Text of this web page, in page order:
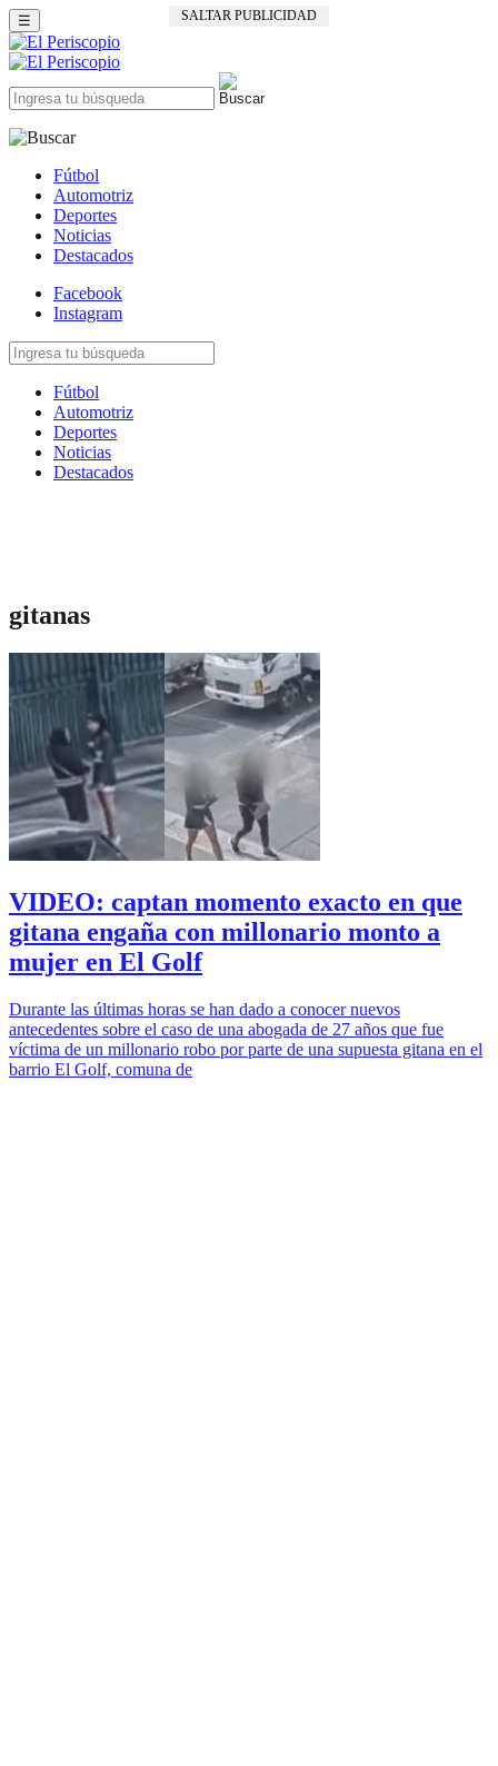
SALTAR PUBLICIDAD
☰
Fútbol
Automotriz
Deportes
Noticias
Destacados
Facebook
Instagram
Fútbol
Automotriz
Deportes
Noticias
Destacados
gitanas
VIDEO: captan momento exacto en que
gitana engaña con millonario monto a
mujer en El Golf
Durante las últimas horas se han dado a conocer nuevos
antecedentes sobre el caso de una abogada de 27 años que fue
víctima de un millonario robo por parte de una supuesta gitana en el
barrio El Golf, comuna de